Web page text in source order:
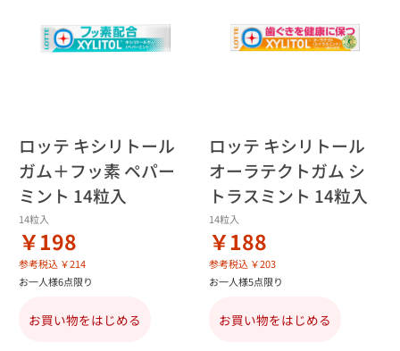
ロッテ キシリトール
ガム＋フッ素 ペパー
ミント 14粒入
14粒入
￥198
参考税込 ￥214
お一人様6点限り
お買い物をはじめる
ロッテ キシリトール
オーラテクトガム シ
トラスミント 14粒入
14粒入
￥188
参考税込 ￥203
お一人様5点限り
お買い物をはじめる